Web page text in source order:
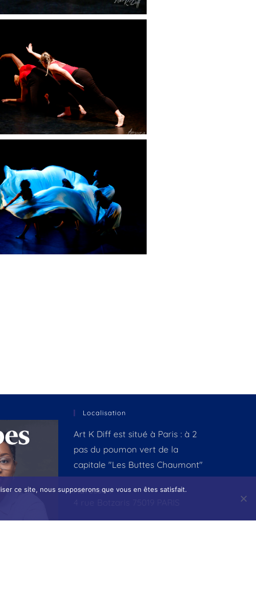
Localisation
Art K Diff est situé à Paris : à 2
pas du poumon vert de la
capitale "Les Buttes Chaumont"
Adresse :
ce site, nous supposerons que vous en êtes satisfait.